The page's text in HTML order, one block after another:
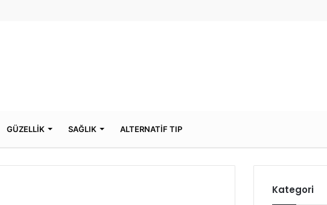
GÜZELLİK SAĞLIK ALTERNATİF TIP
Kategori